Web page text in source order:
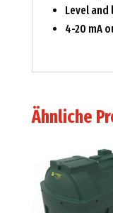
Level and
4-20 mA
Ähnliche